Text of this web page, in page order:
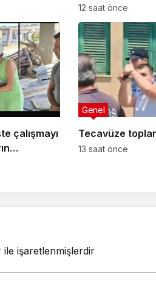
azaltıyor
12 saat önce
çalışmayı
Tecavüze
Genel
13 saat önce
ile işaretlenmişlerdir